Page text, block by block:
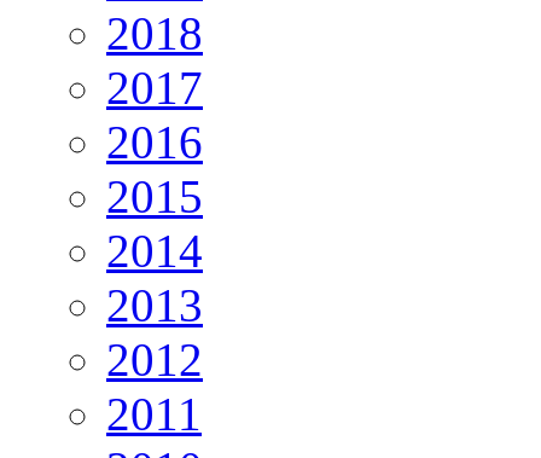
2018
2017
2016
2015
2014
2013
2012
2011